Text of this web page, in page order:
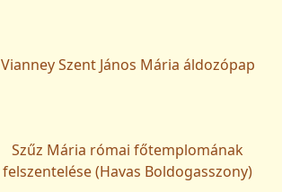
Vianney Szent János Mária áldozópap
Szűz Mária római főtemplomának
felszentelése (Havas Boldogasszony)